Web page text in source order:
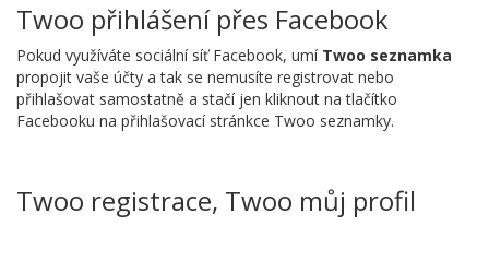
Twoo přihlášení přes Facebook
Pokud využíváte sociální síť Facebook, umíTwoo seznamka
propojit vaše účty a tak se nemusíte registrovat nebo
přihlašovat samostatně a stačí jen kliknout na tlačítko
Facebooku na přihlašovací stránkce Twoo seznamky.
Twoo registrace, Twoo můj profil